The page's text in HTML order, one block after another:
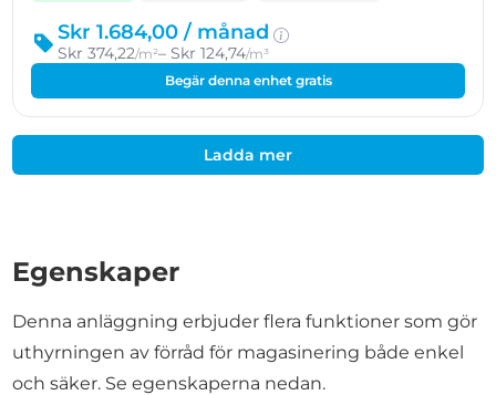
Skr 1.684,00 / månad
Skr 374,22/m²– Skr 124,74/m³
Begär denna enhet gratis
Ladda mer
Egenskaper
Denna anläggning erbjuder flera funktioner som gör
uthyrningen av förråd för magasinering både enkel
och säker. Se egenskaperna nedan.